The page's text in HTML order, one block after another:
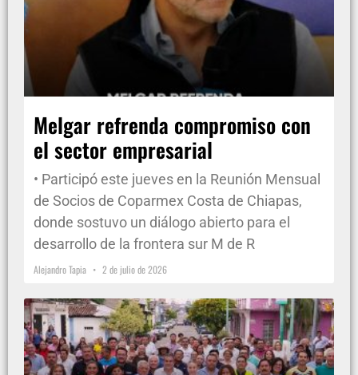
Melgar refrenda compromiso con
el sector empresarial
• Participó este jueves en la Reunión Mensual
de Socios de Coparmex Costa de Chiapas,
donde sostuvo un diálogo abierto para el
desarrollo de la frontera sur M de R
Alejandro Tapia 2 de julio de 2026